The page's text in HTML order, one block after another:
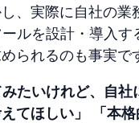
、実際に自社の業
ルを設計・導入す
られるのも事実で
たいけれど、自社
てほしい」
「本